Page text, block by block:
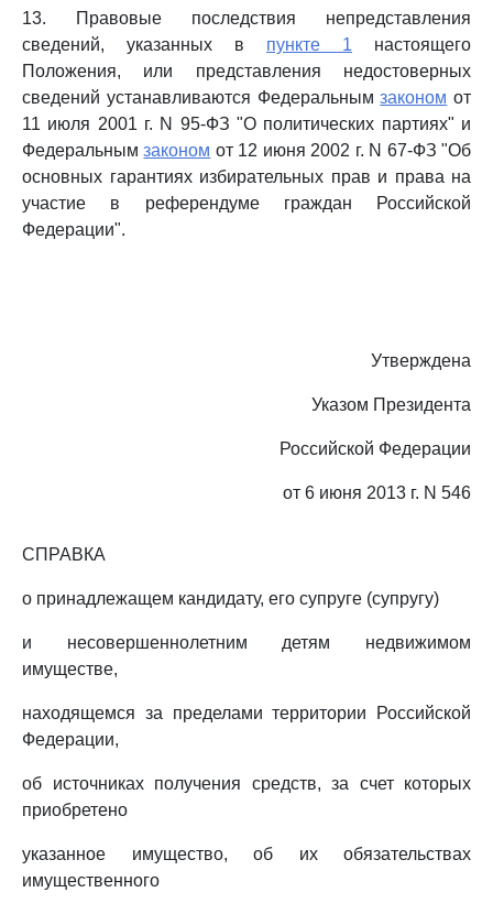
13. Правовые последствия непредставления
сведений, указанных в пункте 1 настоящего
Положения, или представления недостоверных
сведений устанавливаются Федеральнымзаконом от
11 июля 2001 г. N 95-ФЗ "О политических партиях" и
Федеральнымзаконом от 12 июня 2002 г. N 67-ФЗ "Об
основных гарантиях избирательных прав и права на
участие в референдуме граждан Российской
Федерации".
Утверждена
Указом Президента
Российской Федерации
от 6 июня 2013 г. N 546
СПРАВКА
о принадлежащем кандидату, его супруге (супругу)
и несовершеннолетним детям недвижимом
имуществе,
находящемся за пределами территории Российской
Федерации,
об источниках получения средств, за счет которых
приобретено
указанное имущество, об их обязательствах
имущественного